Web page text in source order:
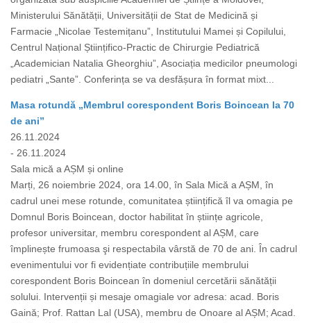
Ministerului Sănătății, Universității de Stat de Medicină și
Farmacie „Nicolae Testemițanu”, Institutului Mamei și Copilului,
Centrul Național Științifico-Practic de Chirurgie Pediatrică
„Academician Natalia Gheorghiu”, Asociația medicilor pneumologi
pediatri „Sante”. Conferința se va desfășura în format mixt...
Masa rotundă „Membrul corespondent Boris Boincean la 70
de ani”
26.11.2024
- 26.11.2024
Sala mică a AȘM și online
Marți, 26 noiembrie 2024, ora 14.00, în Sala Mică a AȘM, în
cadrul unei mese rotunde, comunitatea științifică îl va omagia pe
Domnul Boris Boincean, doctor habilitat în științe agricole,
profesor universitar, membru corespondent al AȘM, care
împlinește frumoasa şi respectabila vârstă de 70 de ani. În cadrul
evenimentului vor fi evidențiate contribuțiile membrului
corespondent Boris Boincean în domeniul cercetării sănătății
solului. Intervenții și mesaje omagiale vor adresa: acad. Boris
Gaină; Prof. Rattan Lal (USA), membru de Onoare al AȘM; Acad.